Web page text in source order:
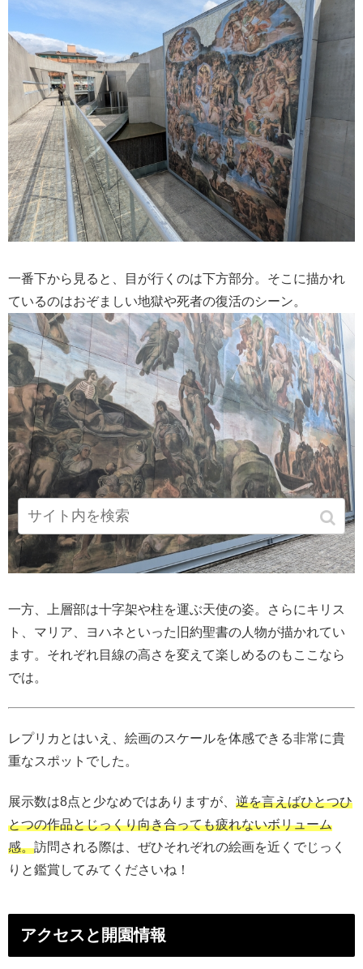
一番下から見ると、目が行くのは下方部分。そこに描かれ
ているのはおぞましい地獄や死者の復活のシーン。
一方、上層部は十字架や柱を運ぶ天使の姿。さらにキリス
ト、マリア、ヨハネといった旧約聖書の人物が描かれてい
ます。それぞれ目線の高さを変えて楽しめるのもここなら
では。
レプリカとはいえ、絵画のスケールを体感できる非常に貴
重なスポットでした。
展示数は8点と少なめではありますが、 逆を言えばひとつひ
とつの作品とじっくり向き合っても疲れないボリューム
感。訪問される際は、ぜひそれぞれの絵画を近くでじっく
りと鑑賞してみてくださいね！
アクセスと開園情報